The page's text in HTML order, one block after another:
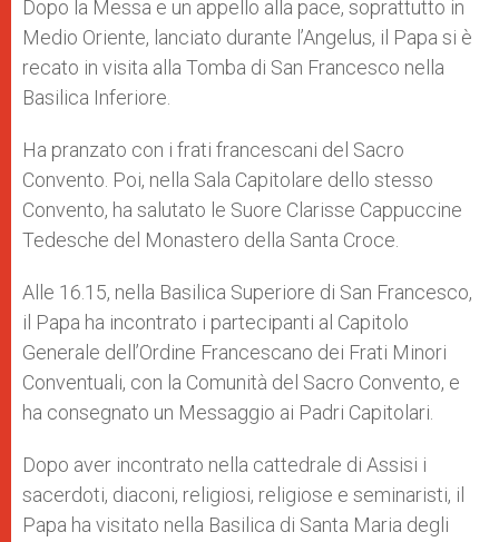
Dopo la Messa e un appello alla pace, soprattutto in
Medio Oriente, lanciato durante l’Angelus, il Papa si è
recato in visita alla Tomba di San Francesco nella
Basilica Inferiore.
Ha pranzato con i frati francescani del Sacro
Convento. Poi, nella Sala Capitolare dello stesso
Convento, ha salutato le Suore Clarisse Cappuccine
Tedesche del Monastero della Santa Croce.
Alle 16.15, nella Basilica Superiore di San Francesco,
il Papa ha incontrato i partecipanti al Capitolo
Generale dell’Ordine Francescano dei Frati Minori
Conventuali, con la Comunità del Sacro Convento, e
ha consegnato un Messaggio ai Padri Capitolari.
Dopo aver incontrato nella cattedrale di Assisi i
sacerdoti, diaconi, religiosi, religiose e seminaristi, il
Papa ha visitato nella Basilica di Santa Maria degli